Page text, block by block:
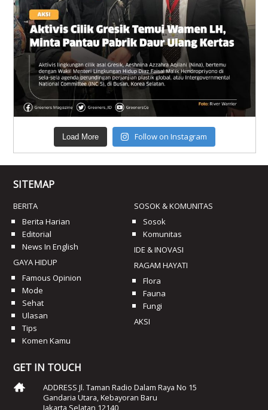
Load More Follow on Instagram
SITEMAP
BERITA
Berita Harian
Editorial
News In English
GAYA HIDUP
Famous Opinion
Mode
Sehat
Ulasan
Tips
Komen Kamu
SOSOK & KOMUNITAS
Sosok
Komunitas
IDE & INOVASI
RAGAM HAYATI
Flora
Fauna
Fungi
AKSI
GET IN TOUCH
ADDRESS Jl. Taman Radio Dalam Raya No 15
Gandaria Utara, Kebayoran Baru
Jakarta Selatan 12140